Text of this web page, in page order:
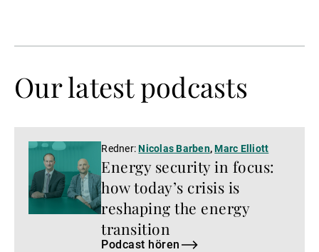
Our latest podcasts
Podcast
hören
Energy security in focus:
how today’s crisis is
reshaping the energy
transition
Redner:Nicolas Barben,Marc Elliott
Podcast hören